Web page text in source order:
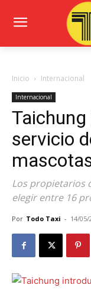
Inicio Internacional
Internacional
servicio
Los propietarios
elegir entre 16
Por Todo Taxi - 14/05/